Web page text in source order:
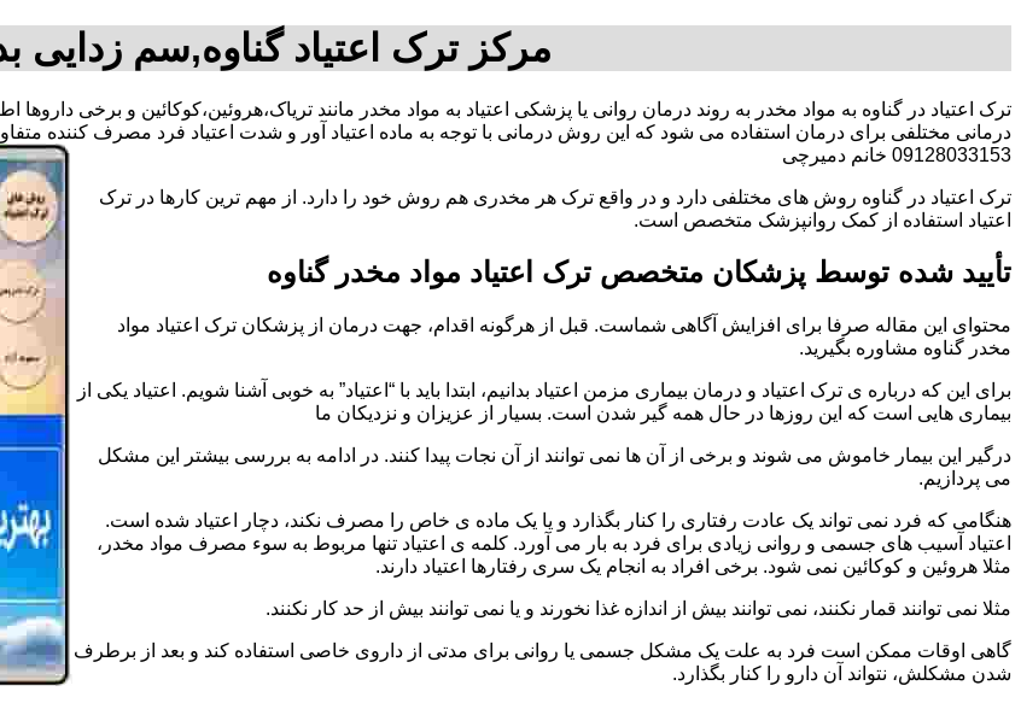
مرکز ترک اعتیاد گناوه,سم زدایی
ترک اعتیاد در گناوه به مواد مخدر به روند درمان روانی یا پزشکی اعتیاد به مواد مخدر مانند تریاک،هروئین،کوکائین و برخی
درمانی مختلفی برای درمان استفاده می شود که این روش درمانی با توجه به ماده اعتیاد آور و شدت اعتیاد فرد مصرف کننده
09128033153 خانم دمیرچی
ترک اعتیاد در گناوه روش های مختلفی دارد و در واقع ترک هر مخدری هم روش خود را دارد. از مهم ترین کارها در ترک
اعتیاد استفاده از کمک روانپزشک متخصص است.
تأیید شده توسط پزشکان متخصص ترک اعتیاد مواد مخدر گناوه
محتوای این مقاله صرفا برای افزایش آگاهی شماست. قبل از هرگونه اقدام، جهت درمان از پزشکان ترک اعتیاد مواد
مخدر گناوه مشاوره بگیرید.
برای این که درباره ی ترک اعتیاد و درمان بیماری مزمن اعتیاد بدانیم، ابتدا باید با “اعتیاد” به خوبی آشنا شویم. اعتیاد یکی از
بیماری هایی است که این روزها در حال همه گیر شدن است. بسیار از عزیزان و نزدیکان ما
درگیر این بیمار خاموش می شوند و برخی از آن ها نمی توانند از آن نجات پیدا کنند. در ادامه به بررسی بیشتر این مشکل
می پردازیم.
هنگامی که فرد نمی تواند یک عادت رفتاری را کنار بگذارد و یا یک ماده ی خاص را مصرف نکند، دچار اعتیاد شده است.
اعتیاد آسیب های جسمی و روانی زیادی برای فرد به بار می آورد. کلمه ی اعتیاد تنها مربوط به سوء مصرف مواد مخدر،
مثلا هروئین و کوکائین نمی شود. برخی افراد به انجام یک سری رفتارها اعتیاد دارند.
مثلا نمی توانند قمار نکنند، نمی توانند بیش از اندازه غذا نخورند و یا نمی توانند بیش از حد کار نکنند.
گاهی اوقات ممکن است فرد به علت یک مشکل جسمی یا روانی برای مدتی از داروی خاصی استفاده کند و بعد از برطرف
شدن مشکلش، نتواند آن دارو را کنار بگذارد.